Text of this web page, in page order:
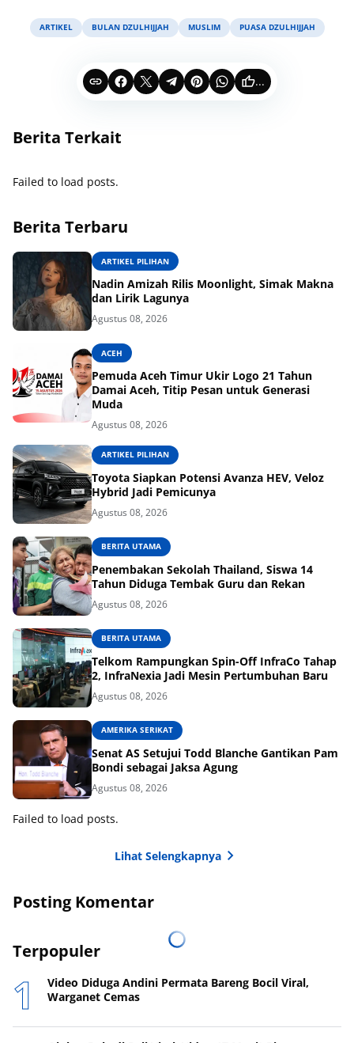
ARTIKEL BULAN DZULHIJJAH MUSLIM PUASA DZULHIJJAH
...
Berita Terkait
Failed to load posts.
Berita Terbaru
ARTIKEL PILIHAN
Nadin Amizah Rilis Moonlight, Simak Makna
dan Lirik Lagunya
Agustus 08, 2026
ACEH
Pemuda Aceh Timur Ukir Logo 21 Tahun
Damai Aceh, Titip Pesan untuk Generasi
Muda
Agustus 08, 2026
ARTIKEL PILIHAN
Toyota Siapkan Potensi Avanza HEV, Veloz
Hybrid Jadi Pemicunya
Agustus 08, 2026
BERITA UTAMA
Penembakan Sekolah Thailand, Siswa 14
Tahun Diduga Tembak Guru dan Rekan
Agustus 08, 2026
BERITA UTAMA
Telkom Rampungkan Spin-Off InfraCo Tahap
2, InfraNexia Jadi Mesin Pertumbuhan Baru
Agustus 08, 2026
AMERIKA SERIKAT
Senat AS Setujui Todd Blanche Gantikan Pam
Bondi sebagai Jaksa Agung
Agustus 08, 2026
Failed to load posts.
Lihat Selengkapnya
Posting Komentar
Terpopuler
Video Diduga Andini Permata Bareng Bocil Viral,
Warganet Cemas